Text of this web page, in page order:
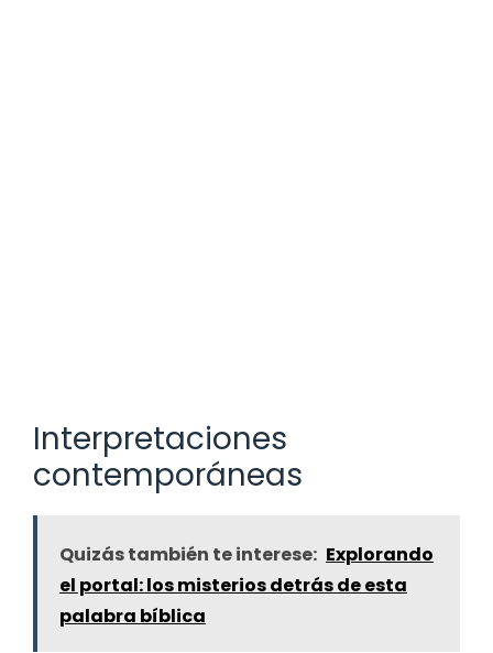
Interpretaciones
contemporáneas
Quizás también te interese: Explorando
el portal: los misterios detrás de esta
palabra bíblica